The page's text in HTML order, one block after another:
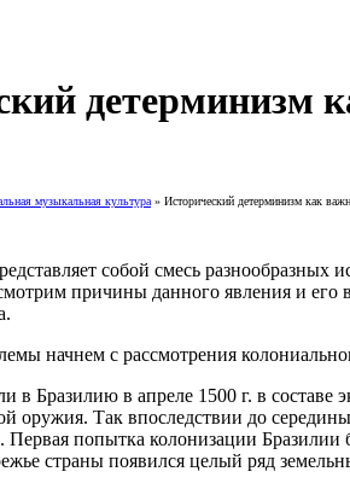
детерминизм
музыкальная культура » Исторический детерминизм как
собой смесь
причины данного явления и его
начнем с рассмотрения
в Бразилию в апреле 1500 г. в
оружия. Так впоследствии до
Первая попытка колонизации
страны появился целый ряд